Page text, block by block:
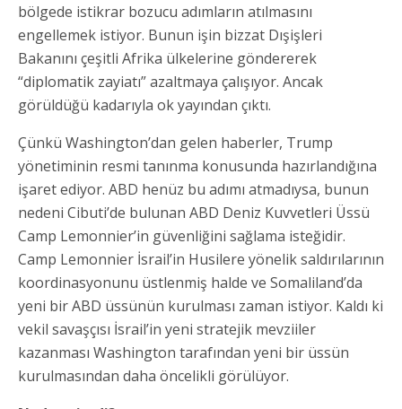
bölgede istikrar bozucu adımların atılmasını
engellemek istiyor. Bunun işin bizzat Dışişleri
Bakanını çeşitli Afrika ülkelerine göndererek
“diplomatik zayiatı” azaltmaya çalışıyor. Ancak
görüldüğü kadarıyla ok yayından çıktı.
Çünkü Washington’dan gelen haberler, Trump
yönetiminin resmi tanınma konusunda hazırlandığına
işaret ediyor. ABD henüz bu adımı atmadıysa, bunun
nedeni Cibuti’de bulunan ABD Deniz Kuvvetleri Üssü
Camp Lemonnier’in güvenliğini sağlama isteğidir.
Camp Lemonnier İsrail’in Husilere yönelik saldırılarının
koordinasyonunu üstlenmiş halde ve Somaliland’da
yeni bir ABD üssünün kurulması zaman istiyor. Kaldı ki
vekil savaşçısı İsrail’in yeni stratejik mevziiler
kazanması Washington tarafından yeni bir üssün
kurulmasından daha öncelikli görülüyor.